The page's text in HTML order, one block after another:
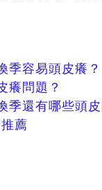
季容易頭皮癢？
癢問題？
季還有哪些頭
薦